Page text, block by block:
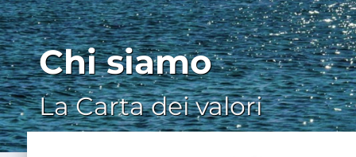
Chi siamo
La Carta dei valori